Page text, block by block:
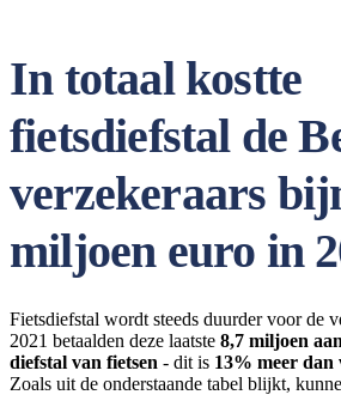
In totaal kostte
fietsdiefstal de
verzekeraars
miljoen euro in
Fietsdiefstal wordt steeds duurder voor de
2021 betaalden deze laatste 8,7 miljoen
diefstal van fietsen - dit is 13% meer
Zoals uit de onderstaande tabel blijkt,